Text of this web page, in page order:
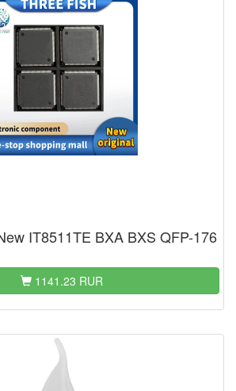
IT8511TE BXA BXS QFP-176
1141.23 RUR